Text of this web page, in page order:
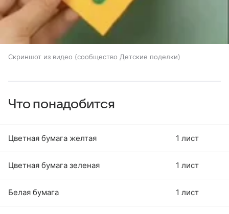
Скриншот из видео (сообщество Детские поделки)
Что понадобится
Цветная бумага желтая 1 лист
Цветная бумага зеленая 1 лист
Белая бумага 1 лист